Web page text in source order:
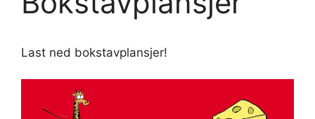
Last ned bokstavplansjer!